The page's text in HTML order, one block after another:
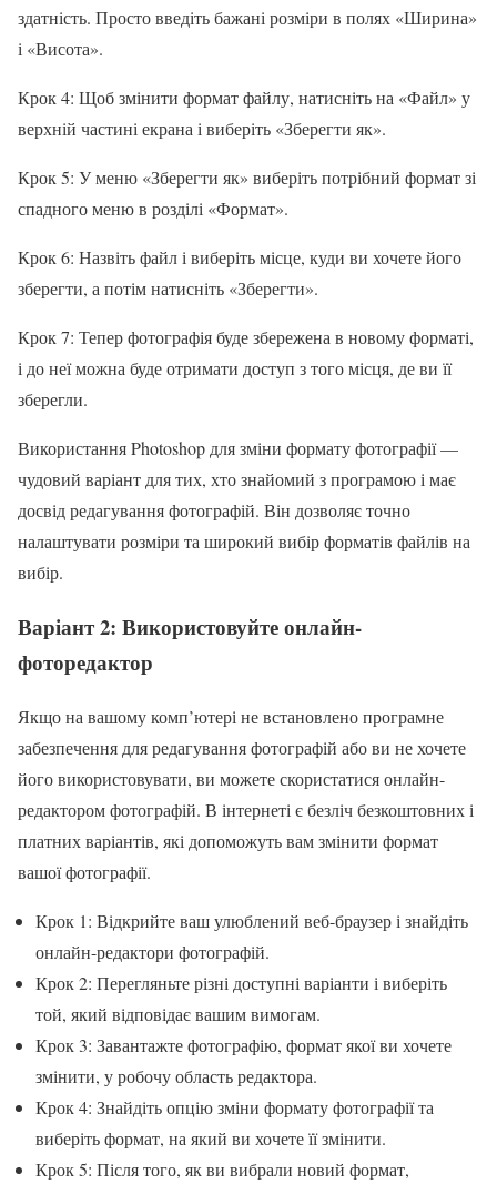
здатність. Просто введіть бажані розміри в полях «Ширина»
і «Висота».
Крок 4: Щоб змінити формат файлу, натисніть на «Файл» у
верхній частині екрана і виберіть «Зберегти як».
Крок 5: У меню «Зберегти як» виберіть потрібний формат зі
спадного меню в розділі «Формат».
Крок 6: Назвіть файл і виберіть місце, куди ви хочете його
зберегти, а потім натисніть «Зберегти».
Крок 7: Тепер фотографія буде збережена в новому форматі,
і до неї можна буде отримати доступ з того місця, де ви її
зберегли.
Використання Photoshop для зміни формату фотографії —
чудовий варіант для тих, хто знайомий з програмою і має
досвід редагування фотографій. Він дозволяє точно
налаштувати розміри та широкий вибір форматів файлів на
вибір.
Варіант 2: Використовуйте онлайн-
фоторедактор
Якщо на вашому комп’ютері не встановлено програмне
забезпечення для редагування фотографій або ви не хочете
його використовувати, ви можете скористатися онлайн-
редактором фотографій. В інтернеті є безліч безкоштовних і
платних варіантів, які допоможуть вам змінити формат
вашої фотографії.
Крок 1: Відкрийте ваш улюблений веб-браузер і знайдіть
онлайн-редактори фотографій.
Крок 2: Перегляньте різні доступні варіанти і виберіть
той, який відповідає вашим вимогам.
Крок 3: Завантажте фотографію, формат якої ви хочете
змінити, у робочу область редактора.
Крок 4: Знайдіть опцію зміни формату фотографії та
виберіть формат, на який ви хочете її змінити.
Крок 5: Після того, як ви вибрали новий формат,